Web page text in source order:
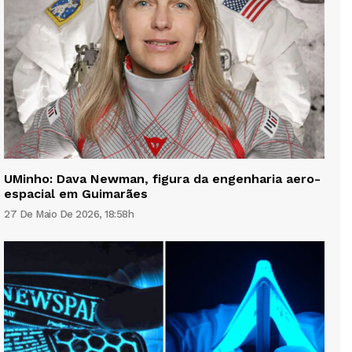
UMinho: Dava Newman, figura da engenharia aero-
espacial em Guimarães
27 De Maio De 2026, 18:58h